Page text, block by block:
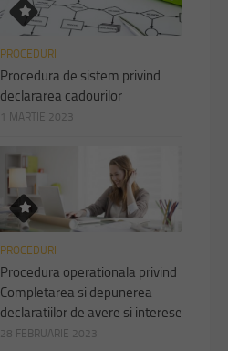
PROCEDURI
Procedura de sistem privind
declararea cadourilor
1 MARTIE 2023
PROCEDURI
Procedura operationala privind
Completarea si depunerea
declaratiilor de avere si interese
28 FEBRUARIE 2023